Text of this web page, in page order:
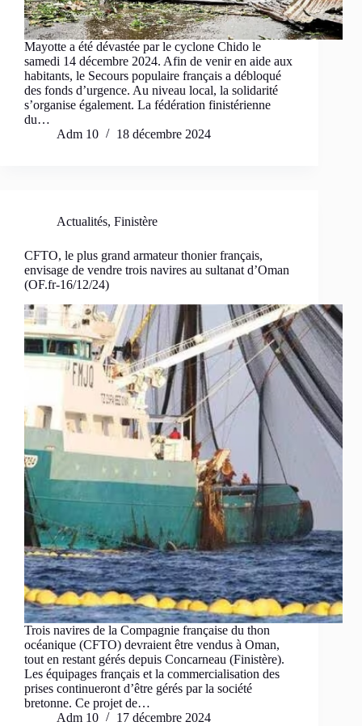
Mayotte a été dévastée par le cyclone Chido le
samedi 14 décembre 2024. Afin de venir en aide aux
habitants, le Secours populaire français a débloqué
des fonds d’urgence. Au niveau local, la solidarité
s’organise également. La fédération finistérienne
du…
Adm 10
18 décembre 2024
Actualités, Finistère
CFTO, le plus grand armateur thonier français,
envisage de vendre trois navires au sultanat d’Oman
(OF.fr-16/12/24)
Trois navires de la Compagnie française du thon
océanique (CFTO) devraient être vendus à Oman,
tout en restant gérés depuis Concarneau (Finistère).
Les équipages français et la commercialisation des
prises continueront d’être gérés par la société
bretonne. Ce projet de…
Adm 10
17 décembre 2024